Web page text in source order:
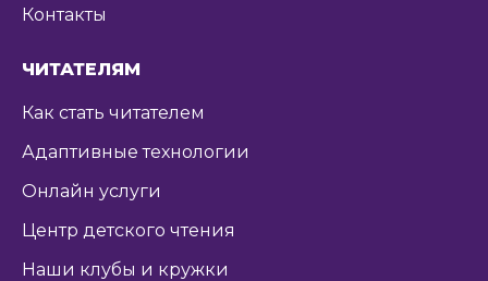
Контакты
ЧИТАТЕЛЯМ
Как стать читателем
Адаптивные технологии
Онлайн услуги
Центр детского чтения
Наши клубы и кружки